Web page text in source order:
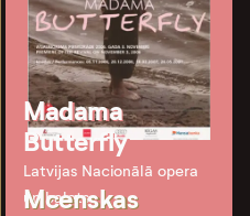
Madama
Butterfly
Latvijas Nacionālā opera
un balets
Mcenskas